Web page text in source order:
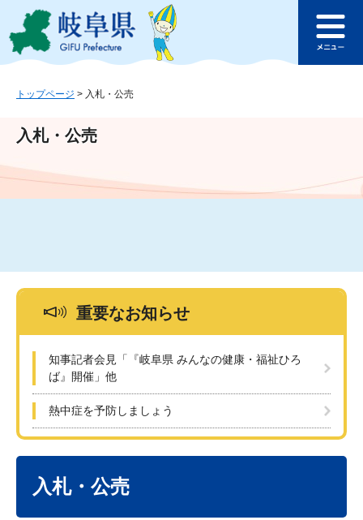
ジ
ュ
文
このページの本文へ
ュ
トップページ > 入札・公売
入札・公売
重要なお知らせ
知事記者会見「『岐阜県 みんなの健康・福祉ひろ
ば』開催」他
熱中症を予防しましょう
入札・公売